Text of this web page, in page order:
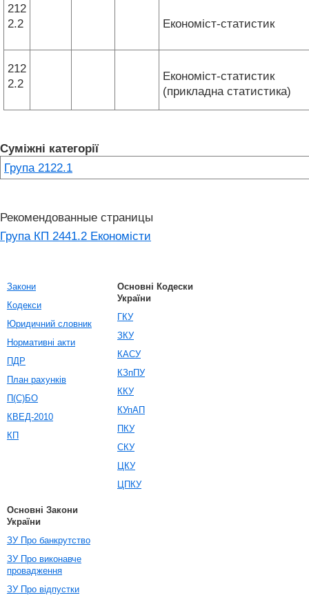
212
2.2
Економіст-статистик
212
2.2
Економіст-статистик
(прикладна статистика)
Суміжні категорії
Група 2122.1
Рекомендованные страницы
Група КП 2441.2 Економісти
Закони
Кодекси
Юридичний словник
Нормативні акти
ПДР
План рахунків
П(С)БО
КВЕД-2010
КП
Основні Кодески
України
ГКУ
ЗКУ
КАСУ
КЗпПУ
ККУ
КУпАП
ПКУ
СКУ
ЦКУ
ЦПКУ
Основні Закони
України
ЗУ Про банкрутство
ЗУ Про виконавче
провадження
ЗУ Про відпустки